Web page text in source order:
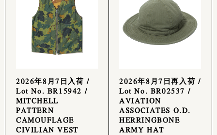
2026年8月7日入荷 /
Lot No. BR15942 /
MITCHELL
PATTERN
CAMOUFLAGE
CIVILIAN VEST
2026年8月7日再入荷 /
Lot No. BR02537 /
AVIATION
ASSOCIATES O.D.
HERRINGBONE
ARMY HAT